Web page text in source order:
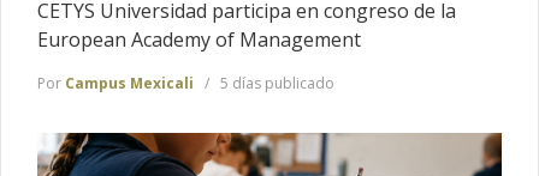
CETYS Universidad participa en congreso de la
European Academy of Management
Por Campus Mexicali 5 días publicado